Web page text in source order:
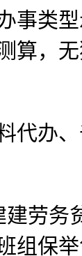
类型
算，
办、
劳务
组保